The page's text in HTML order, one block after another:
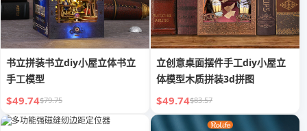
书立拼装书立diy小屋立体书立
手工模型
$49.74$79.75
立创意桌面摆件手工diy小屋立
体模型木质拼装3d拼图
$49.74$83.57